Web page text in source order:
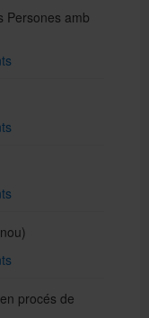
Persones amb
procés de